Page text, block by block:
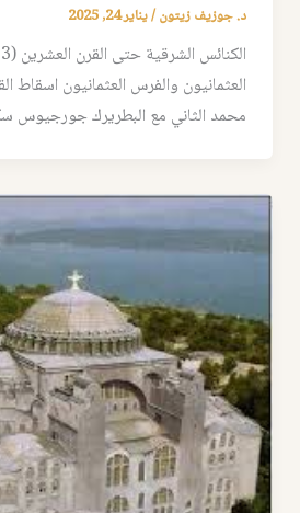
د. جوزيف زيتون/يناير 24, 2025
العثمانيون والفرس العثمانيون اسقاط
محمد الثاني مع البطريرك جورجيوس